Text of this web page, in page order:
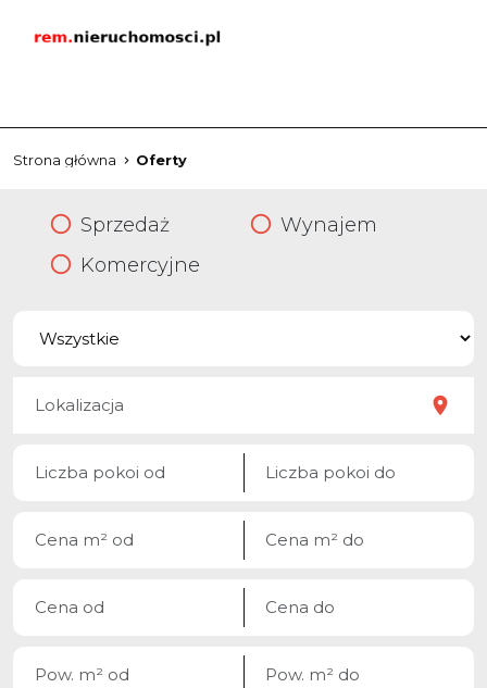
Strona główna Oferty
Sprzedaż
Wynajem
Komercyjne